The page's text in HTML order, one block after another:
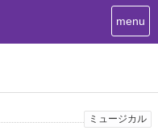
T
o
n
menu
ミュージカル